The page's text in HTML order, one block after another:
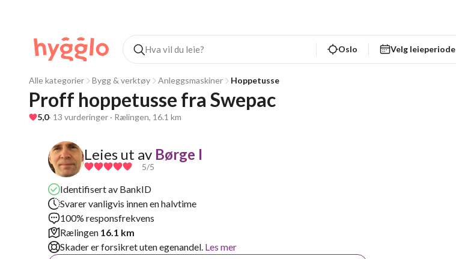
Oslo Velg leieperiode
Alle kategorier Bygg & verktøy Anleggsmaskiner Hoppetusse
Proff hoppetusse fra Swepac
5,0· 13 vurderinger · Rælingen, 16.1 km
Leies ut av Børge I
5/5
Identifisert av BankID
Svarer vanligvis innen en halvtime
100% responsfrekvens
Rælingen 16.1 km
Skader er forsikret uten egenandel. Les mer